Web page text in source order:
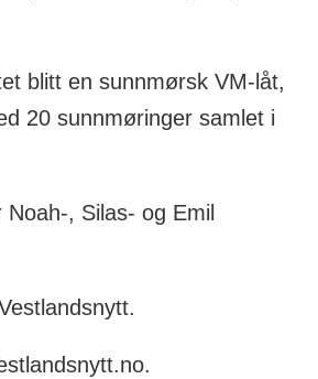
blitt en sunnmørsk VM-låt,
20 sunnmøringer samlet i
Noah-, Silas- og Emil